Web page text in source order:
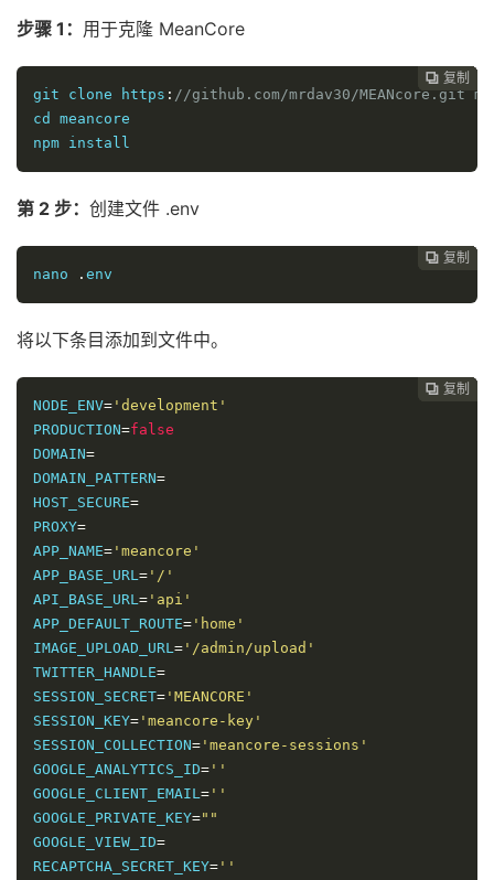
步骤 1： 用于克隆 MeanCore
 复制
 复制
 复制
 复制
 复制
 复制
git clone https : //github.com/mrdav30/MEANcore.git
cd meancore
npm install
第 2 步： 创建文件 .env
 复制
 复制
 复制
 复制
 复制
nano
. env
将以下条目添加到文件中。
 复制
 复制
 复制
 复制
NODE_ENV= 'development'
PRODUCTION=false
DOMAIN=
DOMAIN_PATTERN=
HOST_SECURE=
PROXY=
APP_NAME= 'meancore'
APP_BASE_URL = '/'
API_BASE_URL = 'api'
APP_DEFAULT_ROUTE= 'home'
IMAGE_UPLOAD_URL = '/admin/upload'
TWITTER_HANDLE=
SESSION_SECRET= 'MEANCORE'
SESSION_KEY= 'meancore-key'
SESSION_COLLECTION= 'meancore-sessions'
GOOGLE_ANALYTICS_ID= ''
GOOGLE_CLIENT_EMAIL = ''
GOOGLE_PRIVATE_KEY=""
GOOGLE_VIEW_ID=
RECAPTCHA_SECRET_KEY= ''